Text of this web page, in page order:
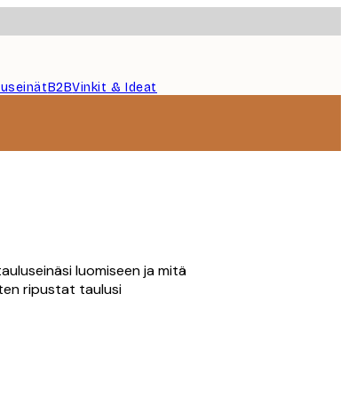
B2BVinkit & Ideat
luomiseen ja mitä
ripustat taulusi